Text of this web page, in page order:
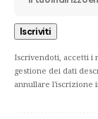
Iscrivendoti, accetti i
gestione dei dati
annullare l'iscrizione